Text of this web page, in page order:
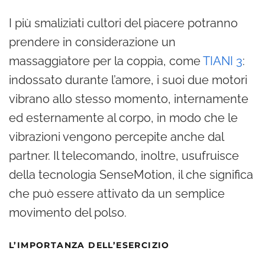
I più smaliziati cultori del piacere potranno
prendere in considerazione un
massaggiatore per la coppia, comeTIANI 3:
indossato durante l’amore, i suoi due motori
vibrano allo stesso momento, internamente
ed esternamente al corpo, in modo che le
vibrazioni vengono percepite anche dal
partner. Il telecomando, inoltre, usufruisce
della tecnologia SenseMotion, il che significa
che può essere attivato da un semplice
movimento del polso.
L’IMPORTANZA DELL’ESERCIZIO